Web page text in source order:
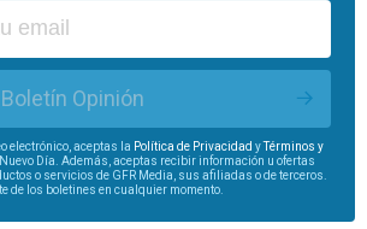
Opinión
electrónico, aceptas la Política de Privacidad yTérminos y
Día. Además, aceptas recibir información u ofertas
o servicios de GFR Media, sus afiliadas o de terceros.
de los boletines en cualquier momento.